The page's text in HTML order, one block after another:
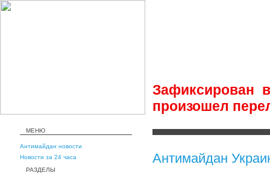
Зафиксирован
произошел
МЕНЮ
Антимайдан новости
Новости за 24 часа
РАЗДЕЛЫ
Антимайдан